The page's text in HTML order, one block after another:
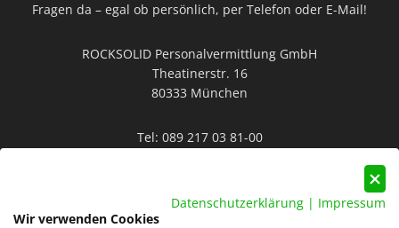
Fragen da – egal ob persönlich, per Telefon oder E-Mail!
ROCKSOLID Personalvermittlung GmbH
Theatinerstr. 16
80333 München
Tel: 089 217 03 81-00
Datenschutzerklärung | Impressum
Wir verwenden Cookies